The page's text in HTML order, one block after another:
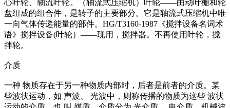
心叶轮、轴流叶轮。（轴流式压缩机）叶轮——由动叶栅和轮
盘组成的组合件，是转子的主要部分。它是轴流式压缩机中唯
一向气体传递能量的部件。HG/T3160-1987《搅拌设备名词术
语》搅拌设备(叶轮）——现用，搅拌器。不再使用叶轮，搅
拌轮。
介质
一种 物质存在于另一种物质内部时，后者是前者的介质。某
些波状运动，如 声波、 光波中，则称传播的物质为这些 波状